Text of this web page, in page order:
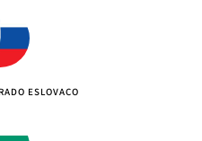
ESLOVACO